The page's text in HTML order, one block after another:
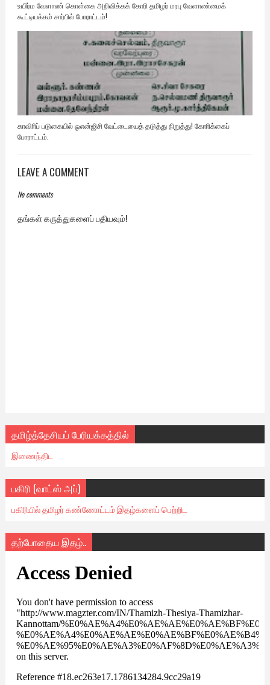
உயிர்ம வேளாண் கொள்கை அறிவிக்கக் கோரி தமிழர் மரபு வேளாண்மைக்
கூட்டியக்கம் சார்பில் போராட்டம்!
காவிாிப் படுகையில் ஓஎன்ஜிசி வேட்டையைத் தடுத்து நிறுத்து! கோாிக்கைப்
போராட்டம்.
LEAVE A COMMENT
No comments
தங்கள் கருத்துகளைப் பதியவும்!
தமிழ்த்தேசியப் பேரியக்கத்தில்
இணைந்திட
பகிரி (வாட்ஸ் அப்)
பகிரியில் தமிழர் கண்ணோட்டம் இதழ்களைப் பெற்றிட
தற்போதைய இதழ்..